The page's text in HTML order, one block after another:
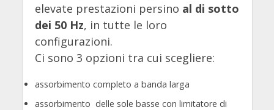
elevate prestazioni persino al di sotto
dei 50 Hz, in tutte le loro
configurazioni.
Ci sono 3 opzioni tra cui scegliere:
assorbimento completo a banda larga
assorbimento delle sole basse con limitatore di